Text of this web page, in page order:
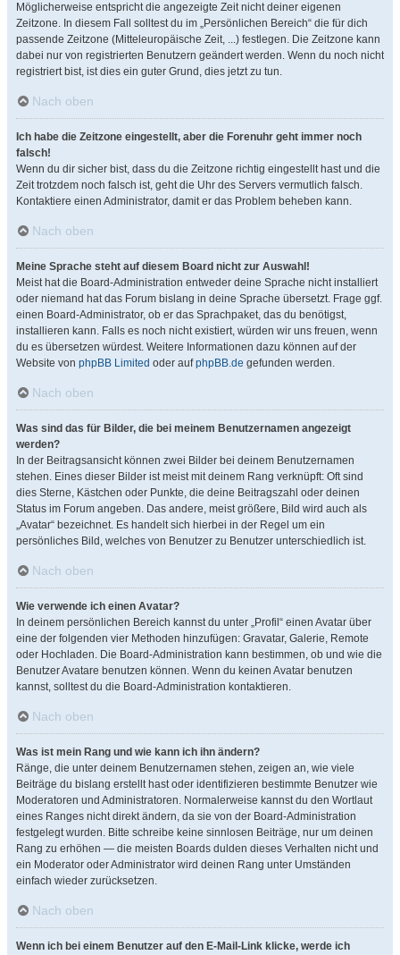
Möglicherweise entspricht die angezeigte Zeit nicht deiner eigenen
Zeitzone. In diesem Fall solltest du im „Persönlichen Bereich“ die für dich
passende Zeitzone (Mitteleuropäische Zeit, ...) festlegen. Die Zeitzone kann
dabei nur von registrierten Benutzern geändert werden. Wenn du noch nicht
registriert bist, ist dies ein guter Grund, dies jetzt zu tun.
Nach oben
Ich habe die Zeitzone eingestellt, aber die Forenuhr geht immer noch
falsch!
Wenn du dir sicher bist, dass du die Zeitzone richtig eingestellt hast und die
Zeit trotzdem noch falsch ist, geht die Uhr des Servers vermutlich falsch.
Kontaktiere einen Administrator, damit er das Problem beheben kann.
Nach oben
Meine Sprache steht auf diesem Board nicht zur Auswahl!
Meist hat die Board-Administration entweder deine Sprache nicht installiert
oder niemand hat das Forum bislang in deine Sprache übersetzt. Frage ggf.
einen Board-Administrator, ob er das Sprachpaket, das du benötigst,
installieren kann. Falls es noch nicht existiert, würden wir uns freuen, wenn
du es übersetzen würdest. Weitere Informationen dazu können auf der
Website von phpBB Limited oder aufphpBB.de gefunden werden.
Nach oben
Was sind das für Bilder, die bei meinem Benutzernamen angezeigt
werden?
In der Beitragsansicht können zwei Bilder bei deinem Benutzernamen
stehen. Eines dieser Bilder ist meist mit deinem Rang verknüpft: Oft sind
dies Sterne, Kästchen oder Punkte, die deine Beitragszahl oder deinen
Status im Forum angeben. Das andere, meist größere, Bild wird auch als
„Avatar“ bezeichnet. Es handelt sich hierbei in der Regel um ein
persönliches Bild, welches von Benutzer zu Benutzer unterschiedlich ist.
Nach oben
Wie verwende ich einen Avatar?
In deinem persönlichen Bereich kannst du unter „Profil“ einen Avatar über
eine der folgenden vier Methoden hinzufügen: Gravatar, Galerie, Remote
oder Hochladen. Die Board-Administration kann bestimmen, ob und wie die
Benutzer Avatare benutzen können. Wenn du keinen Avatar benutzen
kannst, solltest du die Board-Administration kontaktieren.
Nach oben
Was ist mein Rang und wie kann ich ihn ändern?
Ränge, die unter deinem Benutzernamen stehen, zeigen an, wie viele
Beiträge du bislang erstellt hast oder identifizieren bestimmte Benutzer wie
Moderatoren und Administratoren. Normalerweise kannst du den Wortlaut
eines Ranges nicht direkt ändern, da sie von der Board-Administration
festgelegt wurden. Bitte schreibe keine sinnlosen Beiträge, nur um deinen
Rang zu erhöhen — die meisten Boards dulden dieses Verhalten nicht und
ein Moderator oder Administrator wird deinen Rang unter Umständen
einfach wieder zurücksetzen.
Nach oben
Wenn ich bei einem Benutzer auf den E-Mail-Link klicke, werde ich